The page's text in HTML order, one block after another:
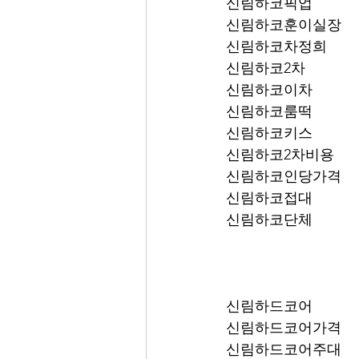
신림하코훈이실장
신림하코차정희
신림하코2차
신림하코이차
신림하코룸떡
신림하코키스
신림하코2차비용
신림하코인당가격
신림하코접대
신림하코단체
신림하드코어
신림하드코어가격
신림하드코어주대